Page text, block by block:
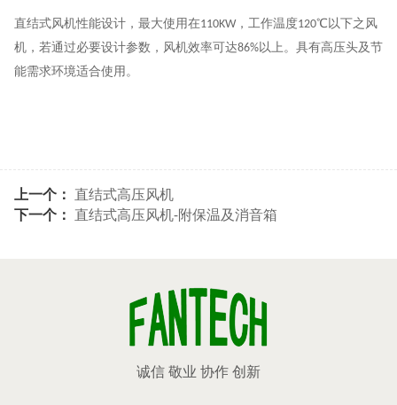
直结式风机性能设计，最大使用在110KW，工作温度120℃以下之风
机，若通过必要设计参数，风机效率可达86%以上。具有高压头及节
能需求环境适合使用。
上一个： 直结式高压风机
下一个： 直结式高压风机-附保温及消音箱
诚信 敬业 协作 创新